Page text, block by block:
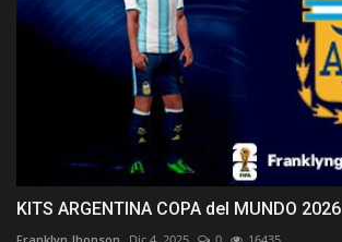
KITS ARGENTINA COPA del MUNDO 2026